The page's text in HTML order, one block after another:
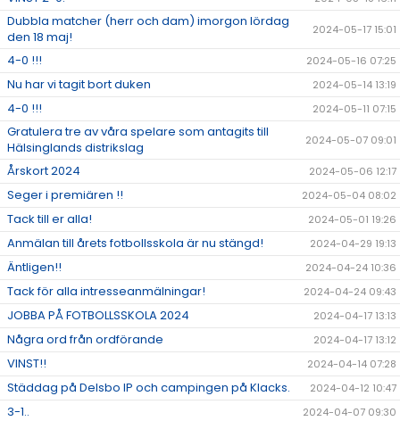
Dubbla matcher (herr och dam) imorgon lördag
den 18 maj!
2024-05-17 15:01
4-0 !!! 2024-05-16 07:25
Nu har vi tagit bort duken 2024-05-14 13:19
4-0 !!! 2024-05-11 07:15
Gratulera tre av våra spelare som antagits till
Hälsinglands distrikslag
2024-05-07 09:01
Årskort 2024 2024-05-06 12:17
Seger i premiären !! 2024-05-04 08:02
Tack till er alla! 2024-05-01 19:26
Anmälan till årets fotbollsskola är nu stängd! 2024-04-29 19:13
Äntligen!! 2024-04-24 10:36
Tack för alla intresseanmälningar! 2024-04-24 09:43
JOBBA PÅ FOTBOLLSSKOLA 2024 2024-04-17 13:13
Några ord från ordförande 2024-04-17 13:12
VINST!! 2024-04-14 07:28
Städdag på Delsbo IP och campingen på Klacks. 2024-04-12 10:47
3-1.. 2024-04-07 09:30